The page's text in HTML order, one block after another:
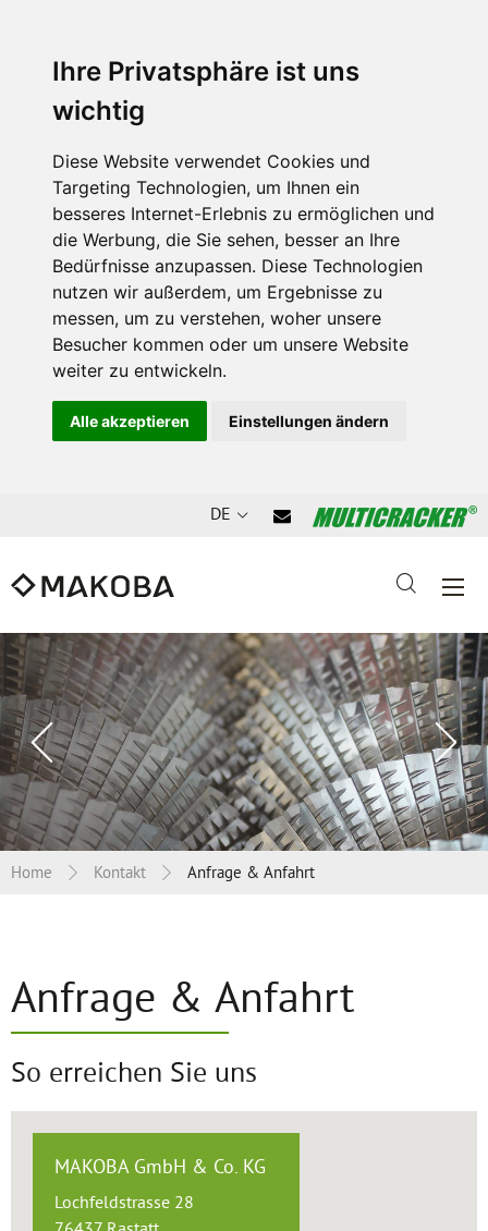
Ihre Privatsphäre ist uns
wichtig
Diese Website verwendet Cookies und
Targeting Technologien, um Ihnen ein
besseres Internet-Erlebnis zu ermöglichen und
die Werbung, die Sie sehen, besser an Ihre
Bedürfnisse anzupassen. Diese Technologien
nutzen wir außerdem, um Ergebnisse zu
messen, um zu verstehen, woher unsere
Besucher kommen oder um unsere Website
weiter zu entwickeln.
Alle akzeptieren Einstellungen ändern
DE
Vorheriges
Slide
Home Kontakt Anfrage & Anfahrt
Anfrage & Anfahrt
So erreichen Sie uns
MAKOBA GmbH & Co. KG
Lochfeldstrasse 28